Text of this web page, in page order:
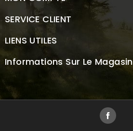
SERVICE CLIENT
LIENS UTILES
Informations Sur Le Magasin